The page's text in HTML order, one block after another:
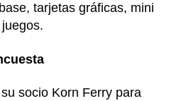
tarjetas gráficas, mini
socio Korn Ferry para